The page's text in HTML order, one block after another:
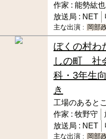
作家 : 能勢紘也
放送局 : NET
主な出演 : 岡部
ぼくの村わ
しの町 社
科・3年生
き
工場のあると
作家 : 牧野守
放送局 : NET
主な出演 : 岡部